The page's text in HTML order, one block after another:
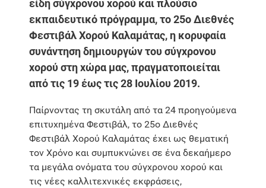
είδη σύγχρονου χορού και πλούσιο
εκπαιδευτικό πρόγραμμα, το 25ο Διεθνές
Φεστιβάλ Χορού Καλαμάτας, η κορυφαία
συνάντηση δημιουργών του σύγχρονου
χορού στη χώρα μας, πραγματοποιείται
από τις 19 έως τις 28 Ιουλίου 2019.
Παίρνοντας τη σκυτάλη από τα 24 προηγούμενα
επιτυχημένα Φεστιβάλ, το 25ο Διεθνές
Φεστιβάλ Χορού Καλαμάτας έχει ως θεματική
τον Χρόνο και συμπυκνώνει σε ένα δεκαήμερο
τα μεγάλα ονόματα του σύγχρονου χορού και
τις νέες καλλιτεχνικές εκφράσεις,